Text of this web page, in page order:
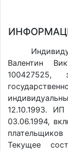
Валентин
100427525,
12.10.1993.
03.06.1994,
Текущее